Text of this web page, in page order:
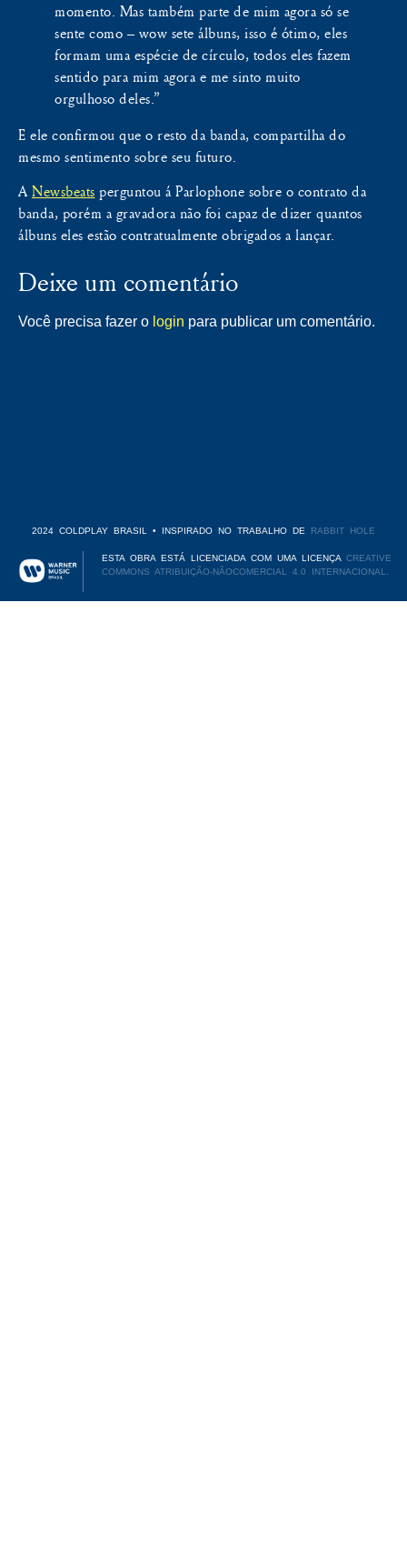
momento. Mas também parte de mim agora só se
sente como – wow sete álbuns, isso é ótimo, eles
formam uma espécie de círculo, todos eles fazem
sentido para mim agora e me sinto muito
orgulhoso deles.”
E ele confirmou que o resto da banda, compartilha do
mesmo sentimento sobre seu futuro.
A Newsbeats perguntou á Parlophone sobre o contrato da
banda, porém a gravadora não foi capaz de dizer quantos
álbuns eles estão contratualmente obrigados a lançar.
Deixe um comentário
Você precisa fazer o login para publicar um comentário.
2024 COLDPLAY BRASIL • INSPIRADO NO TRABALHO DE RABBIT HOLE
ESTA OBRA ESTÁ LICENCIADA COM UMA LICENÇACREATIVE
COMMONS ATRIBUIÇÃO-NÃOCOMERCIAL 4.0 INTERNACIONAL.